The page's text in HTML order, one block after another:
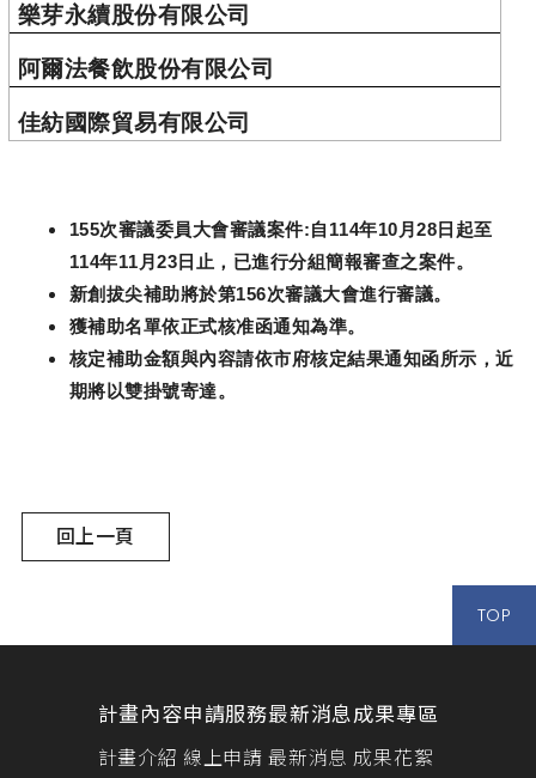
樂芽永續股份有限公司
阿爾法餐飲股份有限公司
佳紡國際貿易有限公司
155次審議委員大會審議案件:自 114年10 月28 日起至
114年11 月23 日止，已進行分組簡報審查之案件。
新創拔尖補助將於第156次審議大會進行審議。
獲補助名單依正式核准函通知為準。
核定補助金額與內容請依市府核定結果通知函所示，近
期將以雙掛號寄達。
回上一頁
TOP
計畫內容
計畫介紹
申請服務
線上申請
最新消息
最新消息
成果專區
成果花絮